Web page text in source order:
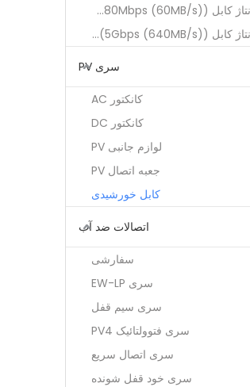
مونتاژ کابل USB2.0 (480Mbps (60MB/s)).
مونتاژ کابل USB3.0 (5Gbps (640MB/s)).
سری PV
کانکتور AC
کانکتور DC
لوازم جانبی PV
جعبه اتصال PV
کابل خورشیدی
اتصالات ضد آب
سفارشی
سری EW-LP
سری سیم قفل
سری فتوولتائیک PV4
سری اتصال سریع
سری خود قفل شونده